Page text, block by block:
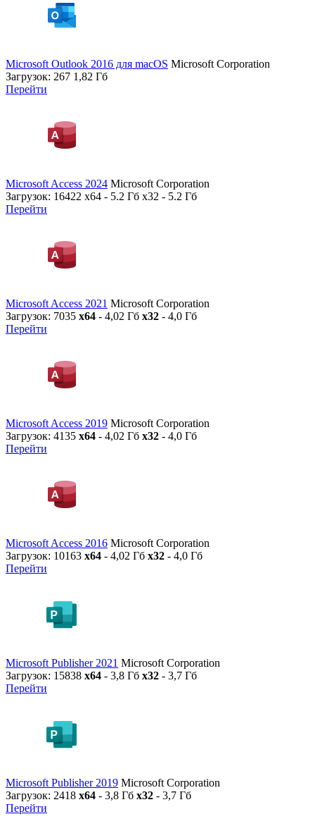
Microsoft Outlook 2016 для macOS Microsoft Corporation
Загрузок: 267 1,82 Гб
Перейти
Microsoft Access 2024 Microsoft Corporation
Загрузок: 16422 x64 - 5.2 Гб x32 - 5.2 Гб
Перейти
Microsoft Access 2021 Microsoft Corporation
Загрузок: 7035 x64 - 4,02 Гб x32 - 4,0 Гб
Перейти
Microsoft Access 2019 Microsoft Corporation
Загрузок: 4135 x64 - 4,02 Гб x32 - 4,0 Гб
Перейти
Microsoft Access 2016 Microsoft Corporation
Загрузок: 10163 x64 - 4,02 Гб x32 - 4,0 Гб
Перейти
Microsoft Publisher 2021 Microsoft Corporation
Загрузок: 15838 x64 - 3,8 Гб x32 - 3,7 Гб
Перейти
Microsoft Publisher 2019 Microsoft Corporation
Загрузок: 2418 x64 - 3,8 Гб x32 - 3,7 Гб
Перейти